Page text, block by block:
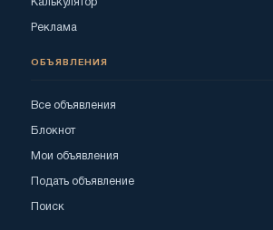
Калькулятор
Реклама
ОБЪЯВЛЕНИЯ
Все объявления
Блокнот
Мои объявления
Подать объявление
Поиск